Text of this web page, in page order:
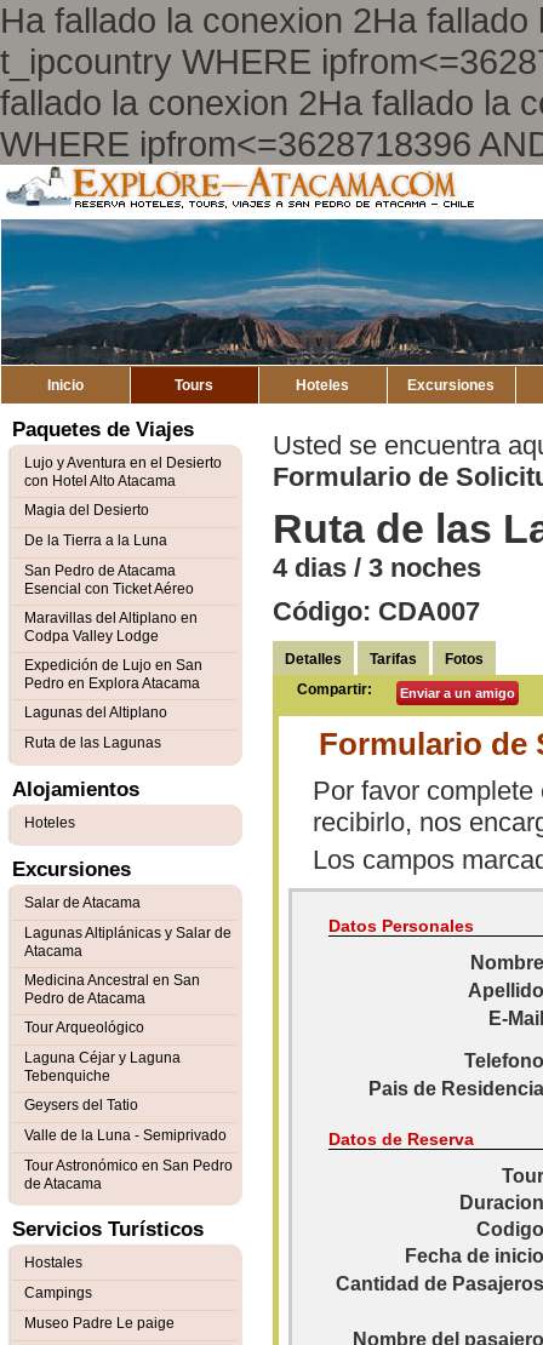
Ha fallado la conexion 2Ha
t_ipcountry WHERE
fallado la conexion 2Ha fallado la
WHERE ipfrom<=3628718396
Inicio Tours Hoteles Excursiones
Usted se encuentra
Formulario de
Ruta de las
4 dias / 3 noches
Código: CDA007
Detalles Tarifas
Fotos
Compartir:
Enviar a un amigo
Formulario de
Por favor
recibirlo, nos
Los campos
Datos Personales
E-
Pais de
Datos de Reserva
Fecha de
Cantidad de
Nombre del
Paquetes de Viajes
Lujo y Aventura en el Desierto
con Hotel Alto Atacama
Magia del Desierto
De la Tierra a la Luna
San Pedro de Atacama
Esencial con Ticket Aéreo
Maravillas del Altiplano en
Codpa Valley Lodge
Expedición de Lujo en San
Pedro en Explora Atacama
Lagunas del Altiplano
Ruta de las Lagunas
Alojamientos
Hoteles
Excursiones
Salar de Atacama
Lagunas Altiplánicas y Salar de
Atacama
Medicina Ancestral en San
Pedro de Atacama
Tour Arqueológico
Laguna Céjar y Laguna
Tebenquiche
Geysers del Tatio
Valle de la Luna - Semiprivado
Tour Astronómico en San Pedro
de Atacama
Servicios Turísticos
Hostales
Campings
Museo Padre Le paige